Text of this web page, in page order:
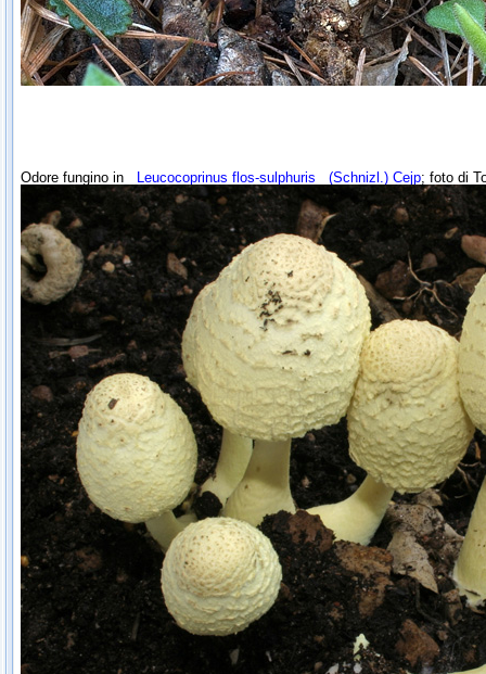
Odore fungino in Leucocoprinus flos-sulphuris (Schnizl.) Cejp; foto di